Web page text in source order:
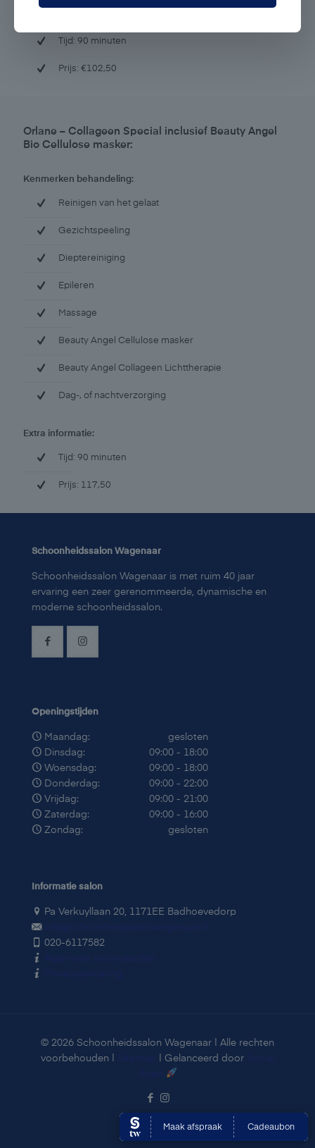
Tijd: 90 minuten
Prijs: €102,50
Orlane – Collageen Special inclusief Beauty Angel
Bio Cellulose masker:
Kenmerken behandeling:
Reinigen van het gelaat
Gezichtspeeling
Dieptereiniging
Epileren
Massage
Beauty Angel Cellulose masker
Beauty Angel Collageen Lichttherapie
Dag-, of nachtverzorging
Extra informatie:
Tijd: 90 minuten
Prijs: 117,50
Schoonheidssalon Wagenaar
Schoonheidssalon Wagenaar is met ruim 40 jaar
ervaring een zeer gerenommeerde, dynamische en
moderne schoonheidssalon.
Openingstijden
Maandag:
gesloten
Dinsdag:
09:00 - 18:00
Woensdag:
09:00 - 18:00
Donderdag:
09:00 - 22:00
Vrijdag:
09:00 - 21:00
Zaterdag:
09:00 - 16:00
Zondag:
gesloten
Informatie salon
Pa Verkuyllaan 20, 1171EE Badhoevedorp
info@schoonheidssalonwagenaar.nl
020-6117582
Algemene voorwaarden
Privacyverklaring
© 2026 Schoonheidssalon Wagenaar | Alle rechten
voorbehouden |
Sitemap | Gelanceerd door
Road